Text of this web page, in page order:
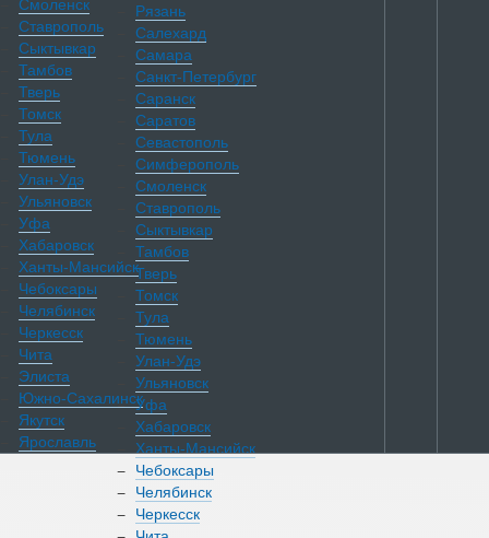
Смоленск
Ставрополь
Сыктывкар
Тамбов
Тверь
Томск
Тула
Тюмень
Улан-Удэ
Ульяновск
Уфа
Хабаровск
Ханты-Мансийск
Чебоксары
Челябинск
Черкесск
Чита
Элиста
Южно-Сахалинск
Якутск
Ярославль
Рязань
Салехард
Самара
Санкт-Петербург
Саранск
Саратов
Севастополь
Симферополь
Смоленск
Ставрополь
Сыктывкар
Тамбов
Тверь
Томск
Тула
Тюмень
Улан-Удэ
Ульяновск
Уфа
Хабаровск
Ханты-Мансийск
Чебоксары
Челябинск
Черкесск